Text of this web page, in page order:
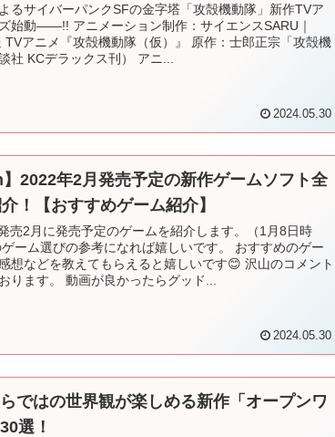
るサイバーパンクSFの金字塔「攻殻機動隊」新作TVア
始動――!! アニメーション制作：サイエンスSARU｜
TVアニメ『攻殻機動隊（仮）』 原作：士郎正宗「攻殻機
社 KCデラックス刊） アニ...
2024.05.30
】2022年2月発売予定の新作ゲームソフト全
！【おすすめゲーム紹介】
売2月に発売予定のゲームを紹介します。（1月8日時
ーム選びの参考になれば嬉しいです。 おすすめのゲー
想などを教えてもらえると嬉しいです😊 沢山のコメント
ります。 動画が良かったらグッド...
2024.05.30
ではの世界観が楽しめる新作「オープンワ
選！